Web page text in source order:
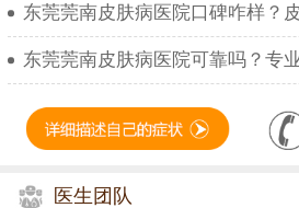
东莞莞南皮肤病医院口碑咋样？
东莞莞南皮肤病医院可靠吗？专
医生团队